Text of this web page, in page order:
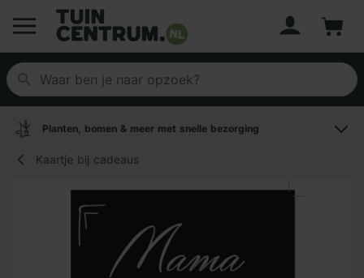
Logo Tuincentrum.nl
Planten, bomen & meer met snelle bezorging
Kaartje bij cadeaus